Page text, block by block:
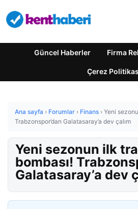
Güncel Haberler Firma
Çerez
Ana sayfa › Forumlar › Finans › Yeni
Trabzonspor’dan Galatasaray’a dev çalım
Yeni sezonun ilk
bombası!
Galatasaray’a dev